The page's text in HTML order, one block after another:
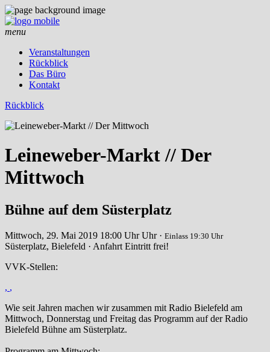
menu
Veranstaltungen
Rückblick
Das Büro
Kontakt
Rückblick
Leineweber-Markt // Der
Mittwoch
Bühne auf dem Süsterplatz
Mittwoch, 29. Mai 2019 18:00 Uhr Uhr · Einlass 19:30 Uhr
Süsterplatz, Bielefeld · Anfahrt Eintritt frei!
VVK-Stellen:
, ,
Wie seit Jahren machen wir zusammen mit Radio Bielefeld am
Mittwoch, Donnerstag und Freitag das Programm auf der Radio
Bielefeld Bühne am Süsterplatz.